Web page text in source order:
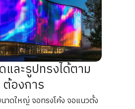
ละรูปทรงได้ตาม
ต้องการ
าดใหญ่ จอทรงโค้ง จอแนวตั้ง